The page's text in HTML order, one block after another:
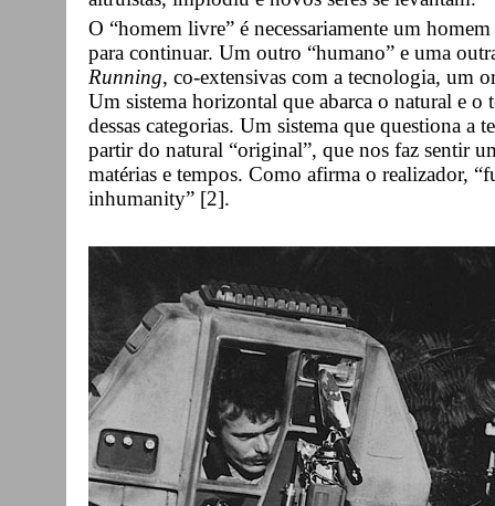
O “homem livre” é necessariamente um
para continuar. Um outro “humano” e uma
Running, co-extensivas com a tecnologia, um
Um sistema horizontal que abarca o natural e
dessas categorias. Um sistema que questiona
partir do natural “original”, que nos faz sentir
matérias e tempos. Como afirma o realizador,
inhumanity” [2].